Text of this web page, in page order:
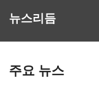
뉴스리듬
주요 뉴스